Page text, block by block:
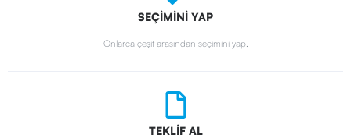
SEÇİMİNİ YAP
Onlarca çeşit arasından seçimini yap.
TEKLİF AL